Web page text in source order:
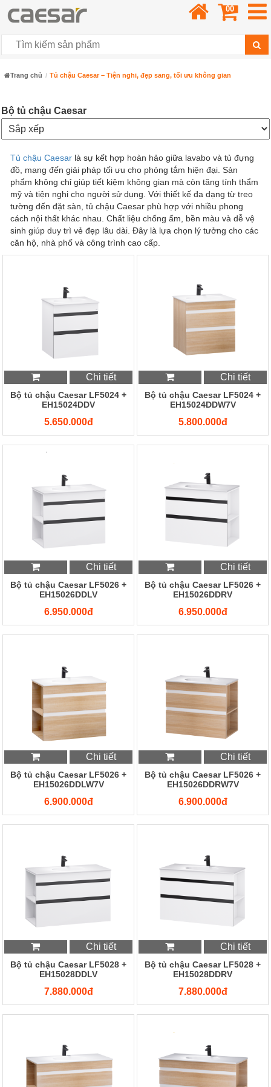
00
Trang chủ Tủ chậu Caesar – Tiện nghi, đẹp sang, tối ưu không gian
Bộ tủ chậu Caesar
Tủ chậu Caesar là sự kết hợp hoàn hảo giữa lavabo và tủ đựng
đồ, mang đến giải pháp tối ưu cho phòng tắm hiện đại. Sản
phẩm không chỉ giúp tiết kiệm không gian mà còn tăng tính thẩm
mỹ và tiện nghi cho người sử dụng. Với thiết kế đa dạng từ treo
tường đến đặt sàn, tủ chậu Caesar phù hợp với nhiều phong
cách nội thất khác nhau. Chất liệu chống ẩm, bền màu và dễ vệ
sinh giúp duy trì vẻ đẹp lâu dài. Đây là lựa chọn lý tưởng cho các
căn hộ, nhà phố và công trình cao cấp.
Chi tiết
Bộ tủ chậu Caesar LF5024 +
EH15024DDV
5.650.000đ
Chi tiết
Bộ tủ chậu Caesar LF5024 +
EH15024DDW7V
5.800.000đ
Chi tiết
Bộ tủ chậu Caesar LF5026 +
EH15026DDLV
6.950.000đ
Chi tiết
Bộ tủ chậu Caesar LF5026 +
EH15026DDRV
6.950.000đ
Chi tiết
Bộ tủ chậu Caesar LF5026 +
EH15026DDLW7V
6.900.000đ
Chi tiết
Bộ tủ chậu Caesar LF5026 +
EH15026DDRW7V
6.900.000đ
Chi tiết
Bộ tủ chậu Caesar LF5028 +
EH15028DDLV
7.880.000đ
Chi tiết
Bộ tủ chậu Caesar LF5028 +
EH15028DDRV
7.880.000đ